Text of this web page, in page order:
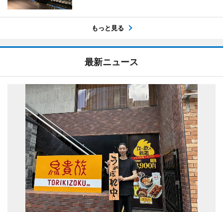
もっと見る
最新ニュース